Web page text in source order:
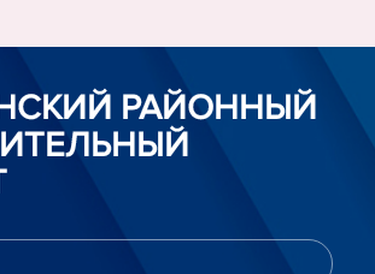
РАЙОННЫЙ